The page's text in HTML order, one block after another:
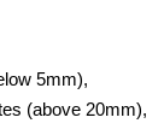
5mm),
(above 20mm),